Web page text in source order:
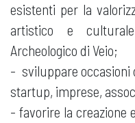
esistenti per la
artistico e
Archeologico di Veio;
- sviluppare occasioni
startup, imprese,
- favorire la creazione